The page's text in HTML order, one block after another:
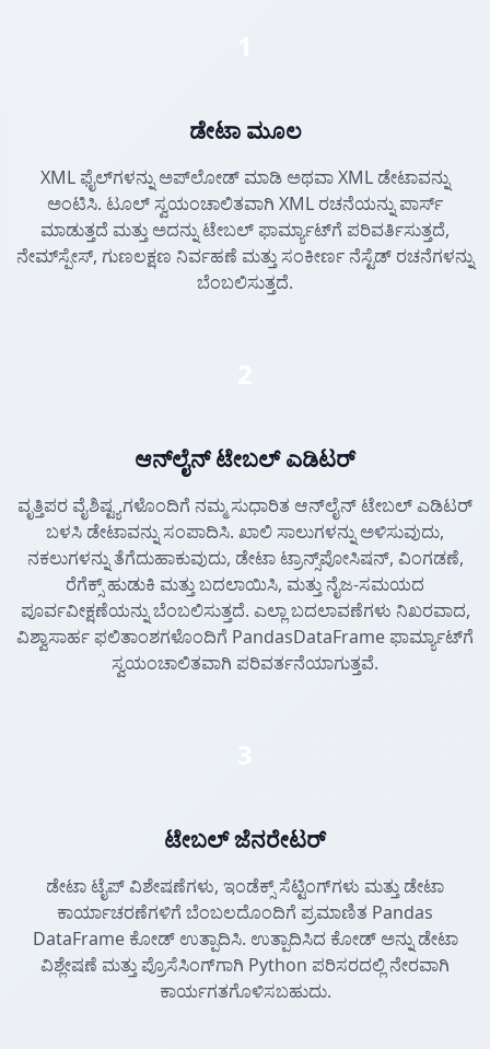
ಡೇಟಾ ಮೂಲ
XML ಫೈಲ್‌ಗಳನ್ನು ಅಪ್‌ಲೋಡ್ ಮಾಡಿ ಅಥವಾ XML ಡೇಟಾವನ್ನು
ಅಂಟಿಸಿ. ಟೂಲ್ ಸ್ವಯಂಚಾಲಿತವಾಗಿ XML ರಚನೆಯನ್ನು ಪಾರ್ಸ್
ಮಾಡುತ್ತದೆ ಮತ್ತು ಅದನ್ನು ಟೇಬಲ್ ಫಾರ್ಮ್ಯಾಟ್‌ಗೆ ಪರಿವರ್ತಿಸುತ್ತದೆ,
ನೇಮ್‌ಸ್ಪೇಸ್, ಗುಣಲಕ್ಷಣ ನಿರ್ವಹಣೆ ಮತ್ತು ಸಂಕೀರ್ಣ ನೆಸ್ಟೆಡ್ ರಚನೆಗಳನ್ನು
ಬೆಂಬಲಿಸುತ್ತದೆ.
ಆನ್‌ಲೈನ್ ಟೇಬಲ್ ಎಡಿಟರ್
ವೃತ್ತಿಪರ ವೈಶಿಷ್ಟ್ಯಗಳೊಂದಿಗೆ ನಮ್ಮ ಸುಧಾರಿತ ಆನ್‌ಲೈನ್ ಟೇಬಲ್ ಎಡಿಟರ್
ಬಳಸಿ ಡೇಟಾವನ್ನು ಸಂಪಾದಿಸಿ. ಖಾಲಿ ಸಾಲುಗಳನ್ನು ಅಳಿಸುವುದು,
ನಕಲುಗಳನ್ನು ತೆಗೆದುಹಾಕುವುದು, ಡೇಟಾ ಟ್ರಾನ್ಸ್‌ಪೋಸಿಷನ್, ವಿಂಗಡಣೆ,
ರೆಗೆಕ್ಸ್ ಹುಡುಕಿ ಮತ್ತು ಬದಲಾಯಿಸಿ, ಮತ್ತು ನೈಜ-ಸಮಯದ
ಪೂರ್ವವೀಕ್ಷಣೆಯನ್ನು ಬೆಂಬಲಿಸುತ್ತದೆ. ಎಲ್ಲಾ ಬದಲಾವಣೆಗಳು ನಿಖರವಾದ,
ವಿಶ್ವಾಸಾರ್ಹ ಫಲಿತಾಂಶಗಳೊಂದಿಗೆ PandasDataFrame ಫಾರ್ಮ್ಯಾಟ್‌ಗೆ
ಸ್ವಯಂಚಾಲಿತವಾಗಿ ಪರಿವರ್ತನೆಯಾಗುತ್ತವೆ.
ಟೇಬಲ್ ಜೆನರೇಟರ್
ಡೇಟಾ ಟೈಪ್ ವಿಶೇಷಣೆಗಳು, ಇಂಡೆಕ್ಸ್ ಸೆಟ್ಟಿಂಗ್‌ಗಳು ಮತ್ತು ಡೇಟಾ
ಕಾರ್ಯಾಚರಣೆಗಳಿಗೆ ಬೆಂಬಲದೊಂದಿಗೆ ಪ್ರಮಾಣಿತ Pandas
DataFrame ಕೋಡ್ ಉತ್ಪಾದಿಸಿ. ಉತ್ಪಾದಿಸಿದ ಕೋಡ್ ಅನ್ನು ಡೇಟಾ
ವಿಶ್ಲೇಷಣೆ ಮತ್ತು ಪ್ರೊಸೆಸಿಂಗ್‌ಗಾಗಿ Python ಪರಿಸರದಲ್ಲಿ ನೇರವಾಗಿ
ಕಾರ್ಯಗತಗೊಳಿಸಬಹುದು.